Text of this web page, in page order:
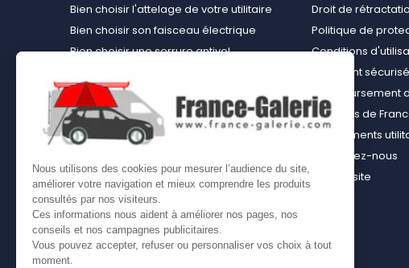
Nous utilisons des cookies pour mesurer l’audience du site,
améliorer votre navigation et mieux comprendre les produits
consultés par nos visiteurs.
Ces informations nous aident à améliorer nos pages, nos
conseils et nos campagnes publicitaires.
Vous pouvez accepter, refuser ou personnaliser vos choix à tout
moment.
Bien choisir l'attelage de votre utilitaire
Bien choisir son faisceau électrique
Bien choisir une serrure antivol
Choisir le kit d’aménagement loisirs
démontable idéal
Bien choisir un kit d’habillage bois ou un
Bien choisir son coffre sur attelage
Comment bien choisir son coffre de toit
Droit de
Politique de
Conditions
Paiement sécurisé
Remboursement
À propos de
équipements
Contactez-nous
Plan du site